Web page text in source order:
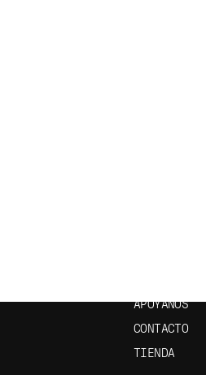
APÓYANOS
CONTACTO
TIENDA